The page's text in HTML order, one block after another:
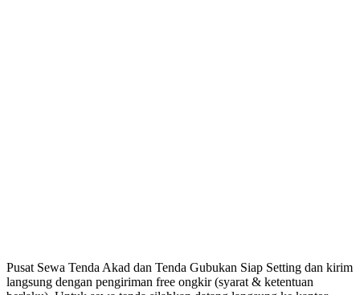
Pusat Sewa Tenda Akad dan Tenda Gubukan Siap Setting dan kirim
langsung dengan pengiriman free ongkir (syarat & ketentuan